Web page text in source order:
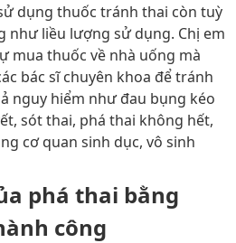
dụng thuốc tránh thai còn tuỳ
như liều lượng sử dụng. Chị em
mua thuốc về nhà uống mà
bác sĩ chuyên khoa để tránh
nguy hiểm như đau bụng kéo
sót thai, phá thai không hết,
cơ quan sinh dục, vô sinh
phá thai bằng
công